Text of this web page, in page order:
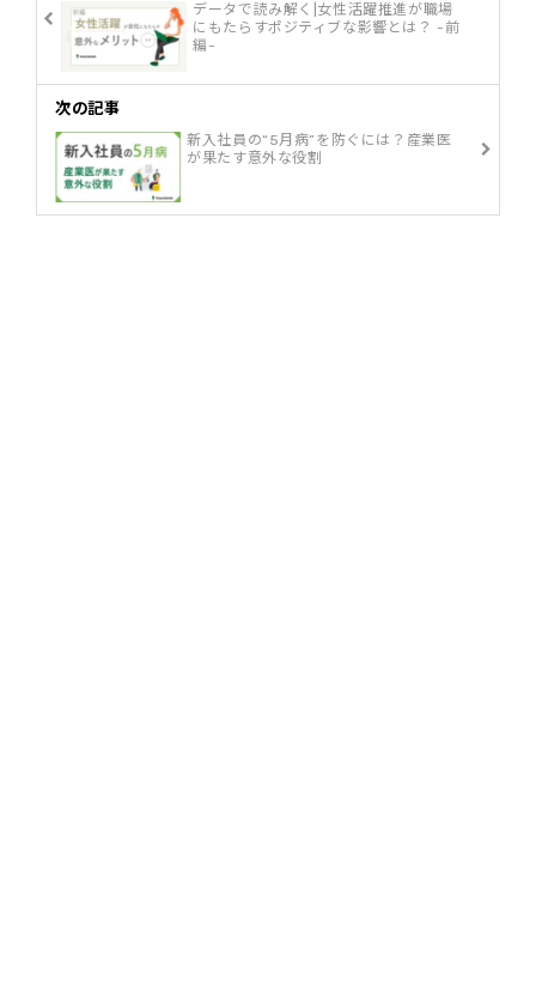
データで読み解く|女性活躍推進が職場
にもたらすポジティブな影響とは？ -前
編-
次の記事
新入社員の“5月病”を防ぐには？産業医
が果たす意外な役割